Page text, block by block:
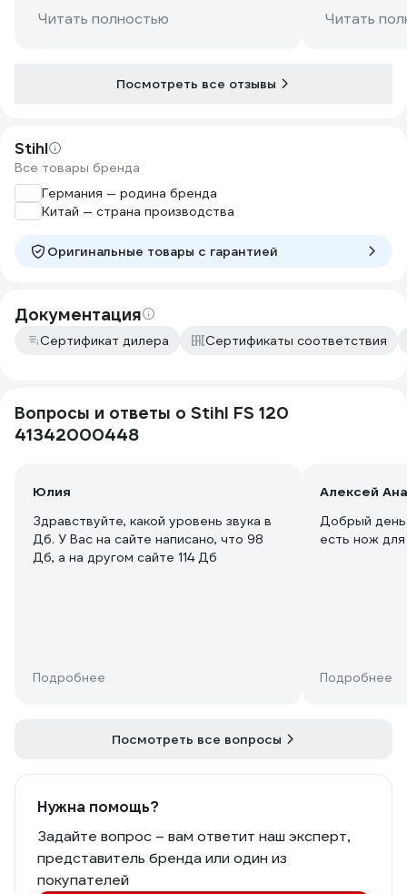
Читать полностью Читать
Посмотреть все отзывы
Stihl
Все товары бренда
Германия — родина бренда
Китай — страна производства
Оригинальные товары c гарантией
Документация
Сертификат дилера Сертификаты соответствия
Вопросы и ответы о Stihl FS 120
41342000448
Юлия
Здравствуйте, какой уровень звука в
Дб. У Вас на сайте написано, что 98
Дб, а на другом сайте 114 Дб
Подробнее
Алексей
Добрый
есть нож
Подробнее
Посмотреть все вопросы
Нужна помощь?
Задайте вопрос – вам ответит наш эксперт,
представитель бренда или один из
покупателей